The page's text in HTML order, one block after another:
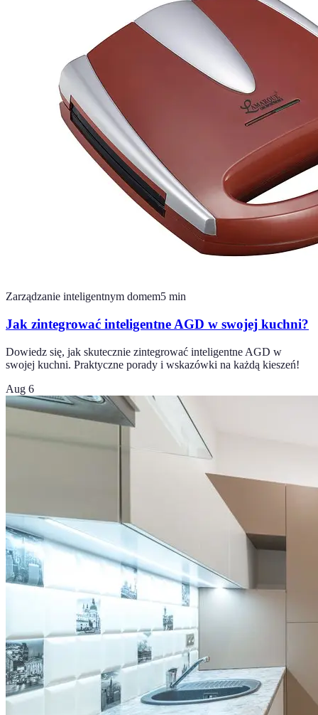
Zarządzanie inteligentnym domem5 min
Jak zintegrować inteligentne AGD w swojej kuchni?
Dowiedz się, jak skutecznie zintegrować inteligentne AGD w
swojej kuchni. Praktyczne porady i wskazówki na każdą kieszeń!
Aug 6